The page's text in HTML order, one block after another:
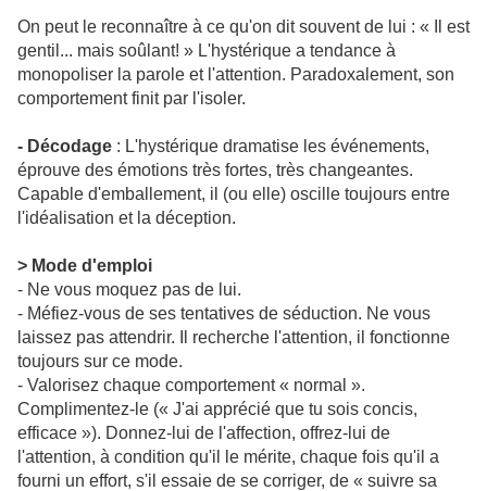
On peut le reconnaître à ce qu'on dit souvent de lui : « Il est
gentil... mais soûlant! » L'hystérique a tendance à
monopoliser la parole et l'attention. Paradoxalement, son
comportement finit par l'isoler.
- Décodage : L'hystérique dramatise les événements,
éprouve des émotions très fortes, très changeantes.
Capable d'emballement, il (ou elle) oscille toujours entre
l'idéalisation et la déception.
> Mode d'emploi
- Ne vous moquez pas de lui.
- Méfiez-vous de ses tentatives de séduction. Ne vous
laissez pas attendrir. Il recherche l'attention, il fonctionne
toujours sur ce mode.
- Valorisez chaque comportement « normal ».
Complimentez-le (« J'ai apprécié que tu sois concis,
efficace »). Donnez-lui de l'affection, offrez-lui de
l'attention, à condition qu'il le mérite, chaque fois qu'il a
fourni un effort, s'il essaie de se corriger, de « suivre sa